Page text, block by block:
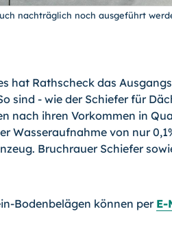
nachträglich noch ausgeführt
hat Rathscheck das
sind - wie der Schiefer für
nach ihren Vorkommen in
Wasseraufnahme von nur
Bruchrauer Schiefer
Bodenbelägen können per E-